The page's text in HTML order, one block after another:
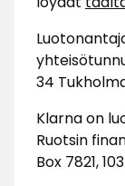
34
Klarna on
Ruotsin
Box 7821,